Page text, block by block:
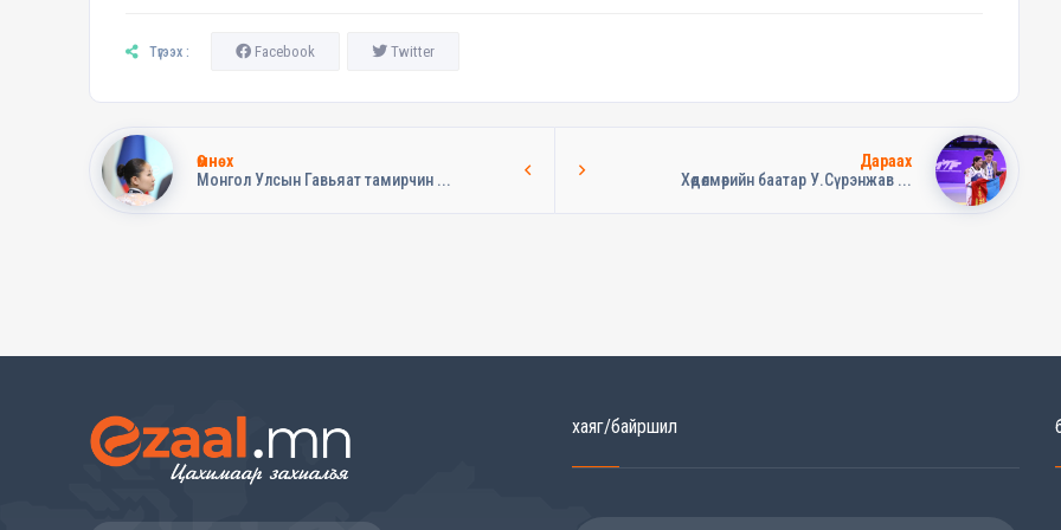
Түгээх : Facebook Twitter
Өмнөх
Монгол Улсын Гавьяат тамирчин ...
Дараах
Хөдөлмөрийн баатар У.Сүрэнжав ...
хаяг/байршил